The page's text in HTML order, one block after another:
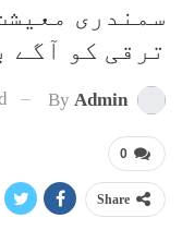
سمندری
ترقی کو آگے
By Admin
0
Share